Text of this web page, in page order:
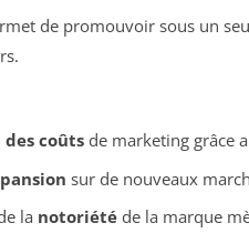
de promouvoir sous un
coûts de marketing grâce
sur de nouveaux
la notoriété de la marque